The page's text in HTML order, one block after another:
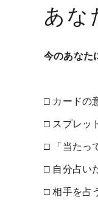
あな
今のあなた
□ カードの
□ スプレッ
□ 「当たっ
□ 自分占い
□ 相手を占